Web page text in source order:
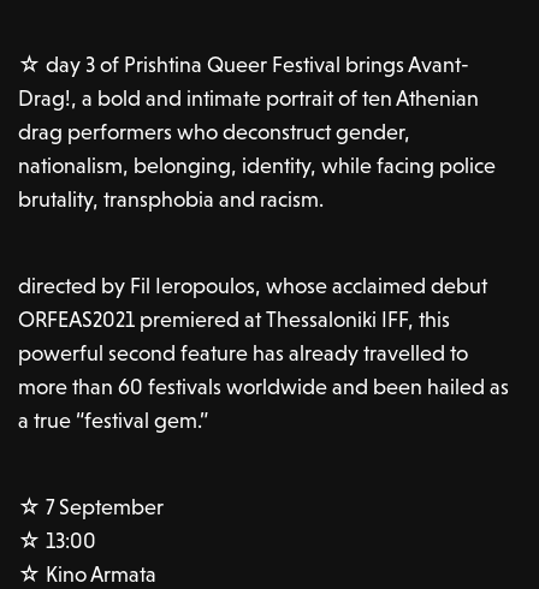
☆ day 3 of Prishtina Queer Festival brings Avant-
Drag!, a bold and intimate portrait of ten Athenian
drag performers who deconstruct gender,
nationalism, belonging, identity, while facing police
brutality, transphobia and racism.
directed by Fil Ieropoulos, whose acclaimed debut
ORFEAS2021 premiered at Thessaloniki IFF, this
powerful second feature has already travelled to
more than 60 festivals worldwide and been hailed as
a true “festival gem.”
☆ 7 September
☆ 13:00
☆ Kino Armata